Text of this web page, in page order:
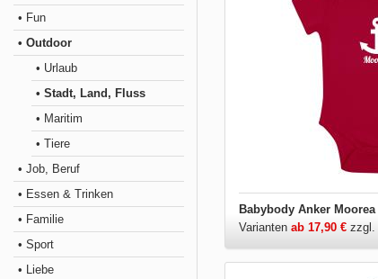
• Fun
• Outdoor
• Urlaub
• Stadt, Land, Fluss
• Maritim
• Tiere
• Job, Beruf
• Essen & Trinken
• Familie
• Sport
• Liebe
Babybody Anker Moorea
Varianten ab 17,90 € zzgl.